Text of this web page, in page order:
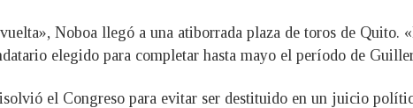
Noboa llegó a una atiborrada plaza de toros de Quito.
elegido para completar hasta mayo el período de
el Congreso para evitar ser destituido en un juicio